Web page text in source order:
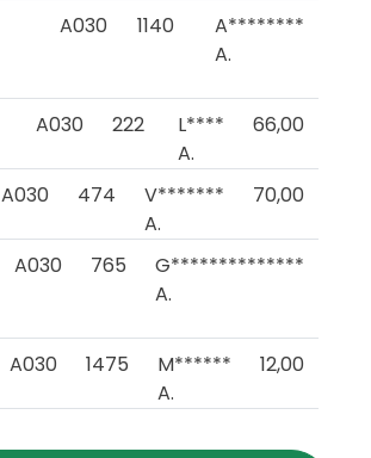
A030 1140
A********
A.
A030 222
L****
A.
66,00
A030 474
V*******
A.
70,00
A030 765
G**************
A.
A030 1475
M******
A.
12,00